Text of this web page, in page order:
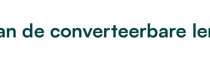
de converteerbare